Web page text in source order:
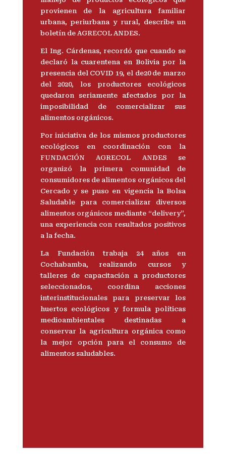
provienen de la agricultura familiar
urbana, periurbana y rural, describe un
boletín de AGRECOL ANDES.
El Ing. Cárdenas, recordó que cuando se
declaró la cuarentena en Bolivia por la
presencia del COVID 19, el de20 de marzo
del 2020, los productores ecológicos
quedaron seriamente afectados por la
imposibilidad de comercializar sus
alimentos orgánicos.
Por iniciativa de los mismos productores
ecológicos en coordinación con la
FUNDACIÓN AGRECOL ANDES se
organizó la primera comunidad de
consumidores de alimentos orgánicos del
Cercado y se puso en vigencia la Bolsa
Saludable para comercializar diversos
alimentos orgánicos mediante “delivery”,
una experiencia con resultados positivos
a la fecha.
La Fundación trabaja 24 años en
Cochabamba, realizando cursos y
talleres de capacitación a productores
seleccionados, coordina acciones
interinstitucionales para preservar los
huertos ecológicos y formula políticas
medioambientales destinadas a
conservar la agricultura orgánica como
la mejor opción para el consumo de
alimentos saludables.